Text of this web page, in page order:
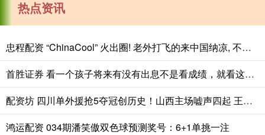
热点资讯
忠程配资 “ChinaCool” 火出圈! 老外打飞的来中国纳凉, 不再只逛北上广
首胜证券 看一个孩子将来有没有出息不是看成绩，就看这三点
配资坊 四川单外援抢5夺冠创历史！山西主场嘘声四起 王思雨末节统治攻防
鸿运配资 034期潘笑傲双色球预测奖号：6+1单挑一注